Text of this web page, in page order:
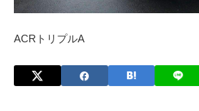
ACRトリプルA